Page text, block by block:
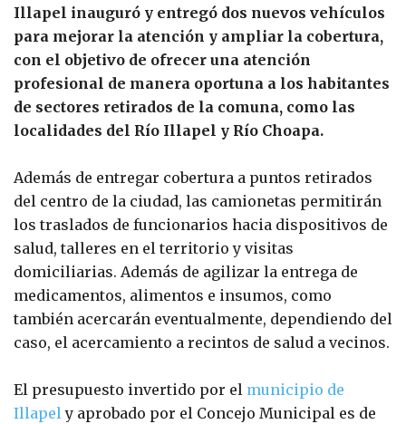
Illapel inauguró y entregó dos nuevos vehículos
para mejorar la atención y ampliar la cobertura,
con el objetivo de ofrecer una atención
profesional de manera oportuna a los habitantes
de sectores retirados de la comuna, como las
localidades del Río Illapel y Río Choapa.
Además de entregar cobertura a puntos retirados
del centro de la ciudad, las camionetas permitirán
los traslados de funcionarios hacia dispositivos de
salud, talleres en el territorio y visitas
domiciliarias. Además de agilizar la entrega de
medicamentos, alimentos e insumos, como
también acercarán eventualmente, dependiendo del
caso, el acercamiento a recintos de salud a vecinos.
El presupuesto invertido por el municipio de
Illapely aprobado por el Concejo Municipal es de